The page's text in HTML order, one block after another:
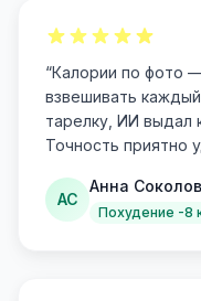
“Калории по фото
взвешивать
тарелку, ИИ выдал
Точность приятно
АС
Анна
Похудение -8